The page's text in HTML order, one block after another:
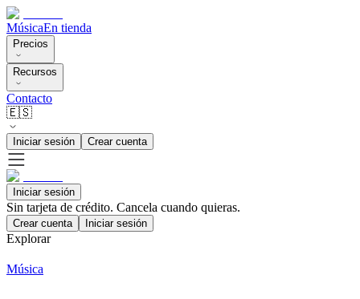
MúsicaEn tienda
Precios
Recursos
Contacto
🇪🇸
Iniciar sesión Crear cuenta
Iniciar sesión
Sin tarjeta de crédito. Cancela cuando quieras.
Crear cuenta Iniciar sesión
Explorar
Música